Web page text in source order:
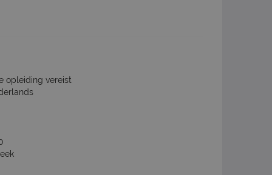
opleiding vereist